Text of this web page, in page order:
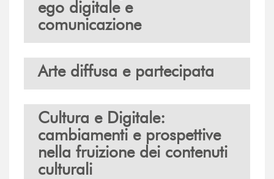
ego digitale e
comunicazione
Arte diffusa e partecipata
Cultura e Digitale:
cambiamenti e prospettive
nella fruizione dei contenuti
culturali